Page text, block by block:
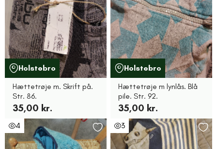
Holstebro
Hættetrøje m. Skrift på.
Str. 86.
35,00 kr.
Holstebro
Hættetrøje m lynlås. Blå
pile. Str. 92.
35,00 kr.
4 3